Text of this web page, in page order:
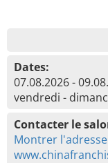
Dates:
07.08.2026 -
vendredi -
Contacter le
Montrer